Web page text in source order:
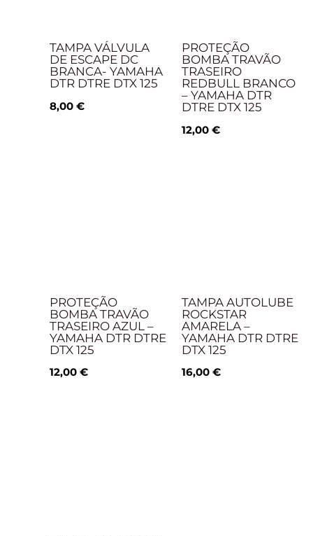
TAMPA VÁLVULA
DE ESCAPE DC
BRANCA- YAMAHA
DTR DTRE DTX 125
8,00 €
PROTEÇÃO
BOMBA TRAVÃO
TRASEIRO
REDBULL BRANCO
– YAMAHA DTR
DTRE DTX 125
12,00 €
PROTEÇÃO
BOMBA TRAVÃO
TRASEIRO AZUL –
YAMAHA DTR DTRE
DTX 125
12,00 €
TAMPA AUTOLUBE
ROCKSTAR
AMARELA –
YAMAHA DTR DTRE
DTX 125
16,00 €